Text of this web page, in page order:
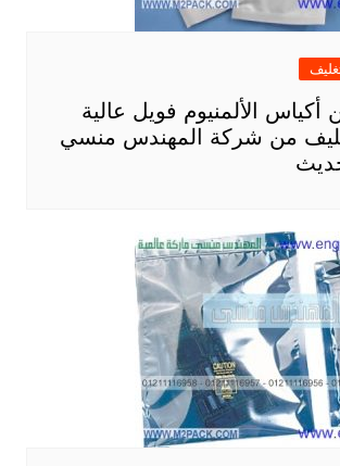
الألمنيوم فويل عالية
من شركة المهندس منسي